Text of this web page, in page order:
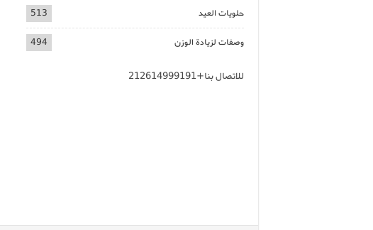
حلويات العيد 513
وصفات لزيادة الوزن 494
للاتصال بنا+212614999191